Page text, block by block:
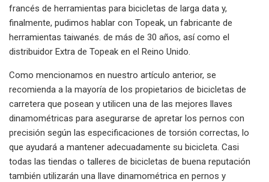
francés de herramientas para bicicletas de larga data y,
finalmente, pudimos hablar con Topeak, un fabricante de
herramientas taiwanés. de más de 30 años, así como el
distribuidor Extra de Topeak en el Reino Unido.
Como mencionamos en nuestro artículo anterior, se
recomienda a la mayoría de los propietarios de bicicletas de
carretera que posean y utilicen una de las mejores llaves
dinamométricas para asegurarse de apretar los pernos con
precisión según las especificaciones de torsión correctas, lo
que ayudará a mantener adecuadamente su bicicleta. Casi
todas las tiendas o talleres de bicicletas de buena reputación
también utilizarán una llave dinamométrica en pernos y